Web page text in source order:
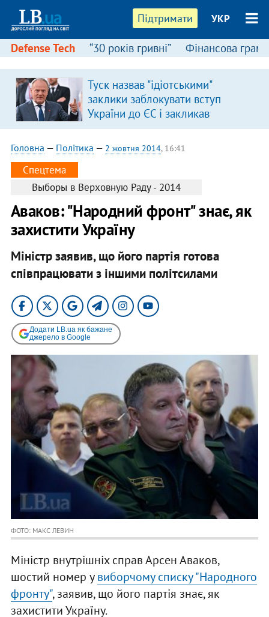
Підтримати УКР
Defense Tech “30 років гривні” Фінансова
Туск назвав "ідіотськими"
заклики заблокувати вступ
України до ЄС і закликав
припинити антиукраїнську
риторику
Головна — Політика — 2 жовтня 2014, 16:41
Спецтема
Выборы в Верховную Раду - 2014
Аваков: "Народний фронт" знає, як
захистити Україну
Міністр заявив, що його партія готова
співпрацювати з іншими політсилами
Додати LB.ua як бажане
джерело в Google
ФОТО: МАКС ЛЕВИН
Міністр внутрішніх справ Арсен Аваков,
шостий номер увиборчому списку "Народного
фронту", заявив, що його партія знає, як
захистити Україну.